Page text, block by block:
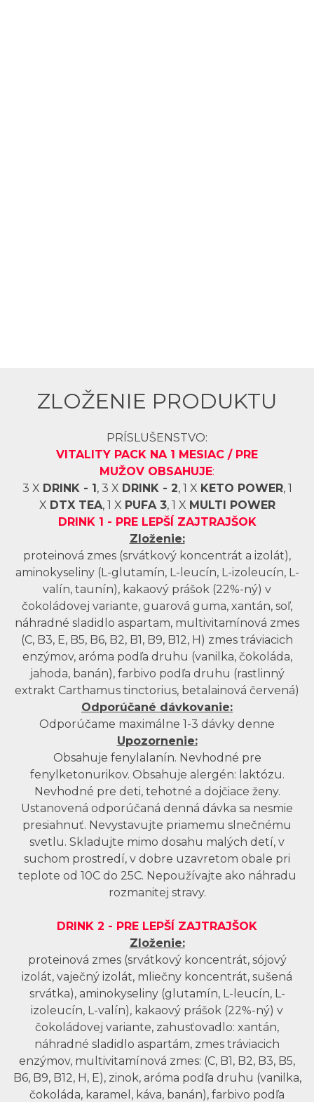
ZLOŽENIE PRODUKTU
PRÍSLUŠENSTVO:
VITALITY PACK NA 1 MESIAC / PRE
MUŽOV OBSAHUJE:
3 X DRINK - 1, 3 X DRINK - 2, 1 X KETO POWER, 1
X DTX TEA, 1 X PUFA 3, 1 X MULTI POWER
DRINK 1 - PRE LEPŠÍ ZAJTRAJŠOK
Zloženie:
proteinová zmes (srvátkový koncentrát a izolát),
aminokyseliny (L-glutamín, L-leucín, L-izoleucín, L-
valín, taunín), kakaový prášok (22%-ný) v
čokoládovej variante, guarová guma, xantán, soľ,
náhradné sladidlo aspartam, multivitamínová zmes
(C, B3, E, B5, B6, B2, B1, B9, B12, H) zmes tráviacich
enzýmov, aróma podľa druhu (vanilka, čokoláda,
jahoda, banán), farbivo podľa druhu (rastlinný
extrakt Carthamus tinctorius, betalainová červená)
Odporúčané dávkovanie:
Odporúčame maximálne 1-3 dávky denne
Upozornenie:
Obsahuje fenylalanín. Nevhodné pre
fenylketonurikov. Obsahuje alergén: laktózu.
Nevhodné pre deti, tehotné a dojčiace ženy.
Ustanovená odporúčaná denná dávka sa nesmie
presiahnuť. Nevystavujte priamemu slnečnému
svetlu. Skladujte mimo dosahu malých detí, v
suchom prostredí, v dobre uzavretom obale pri
teplote od 10C do 25C. Nepoužívajte ako náhradu
rozmanitej stravy.
DRINK 2 - PRE LEPŠÍ ZAJTRAJŠOK
Zloženie:
proteinová zmes (srvátkový koncentrát, sójový
izolát, vaječný izolát, mliečny koncentrát, sušená
srvátka), aminokyseliny (glutamín, L-leucín, L-
izoleucín, L-valín), kakaový prášok (22%-ný) v
čokoládovej variante, zahusťovadlo: xantán,
náhradné sladidlo aspartám, zmes tráviacich
enzýmov, multivitamínová zmes: (C, B1, B2, B3, B5,
B6, B9, B12, H, E), zinok, aróma podľa druhu (vanilka,
čokoláda, karamel, káva, banán), farbivo podľa